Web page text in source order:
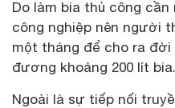
Do làm bia thủ công
công nghiệp nên người
một tháng để cho ra
đương khoảng 200 lít bia.
Ngoài là sự tiếp nối